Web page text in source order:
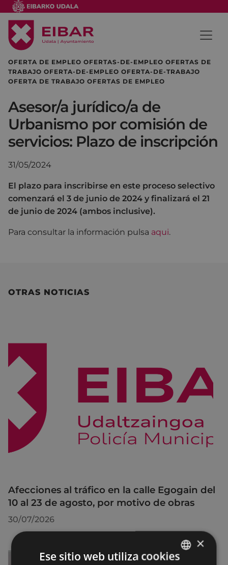
OFERTA DE EMPLEO OFERTAS-DE-EMPLEO OFERTAS DE
TRABAJO OFERTA-DE-EMPLEO OFERTA-DE-TRABAJO
OFERTA DE TRABAJO OFERTAS DE EMPLEO
Asesor/a jurídico/a de
Urbanismo por comisión de
servicios: Plazo de inscripción
31/05/2024
El plazo para inscribirse en este proceso selectivo
comenzará el 3 de junio de 2024 y finalizará el 21
de junio de 2024 (ambos inclusive).
Para consultar la información pulsa aqui.
OTRAS NOTICIAS
Afecciones al tráfico en la calle Egogain del
10 al 23 de agosto, por motivo de obras
30/07/2026
×
Ese sitio web utiliza cookies